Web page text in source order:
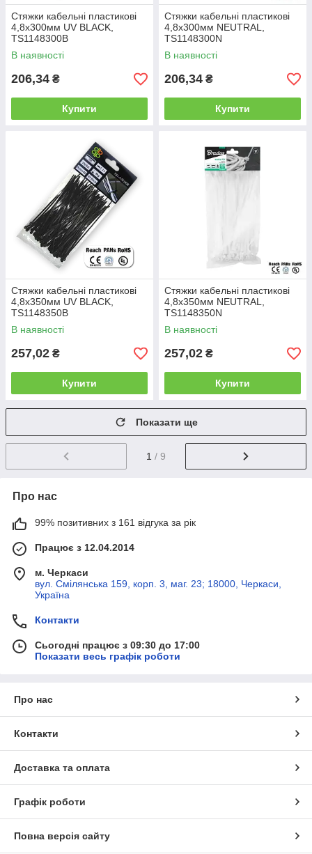
Стяжки кабельні пластикові
4,8x300мм UV BLACK,
TS1148300B
В наявності
206,34 ₴
Купити
Стяжки кабельні пластикові
4,8x300мм NEUTRAL,
TS1148300N
В наявності
206,34 ₴
Купити
Стяжки кабельні пластикові
4,8x350мм UV BLACK,
TS1148350B
В наявності
257,02 ₴
Купити
Стяжки кабельні пластикові
4,8x350мм NEUTRAL,
TS1148350N
В наявності
257,02 ₴
Купити
Показати ще
1 / 9
Про нас
99% позитивних з 161 відгука за рік
Працює з 12.04.2014
м. Черкаси
вул. Смілянська 159, корп. 3, маг. 23; 18000, Черкаси,
Україна
Контакти
Сьогодні працює з 09:30 до 17:00
Показати весь графік роботи
Про нас
Контакти
Доставка та оплата
Графік роботи
Повна версія сайту